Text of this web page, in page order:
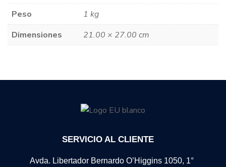
Peso
1 kg
Dimensiones
21.00 × 27.00 cm
SERVICIO AL CLIENTE
Avda. Libertador Bernardo O’Higgins 1050, 1°